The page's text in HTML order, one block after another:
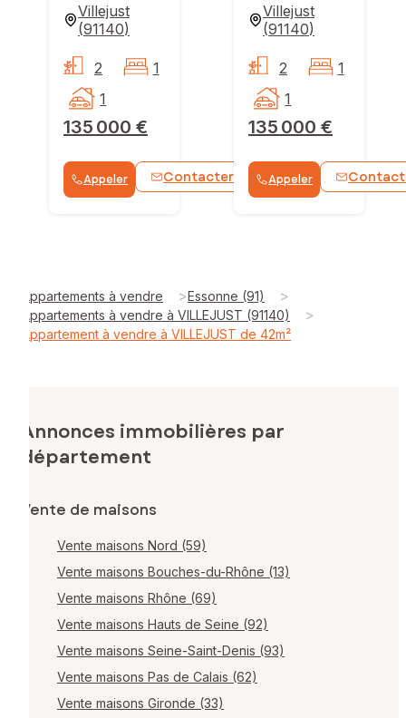
Villejust
(91140)
135 000 €
2
1
1
Appeler Contacter WhatsApp
Villejust
(91140)
135 000 €
2
1
1
Appeler
Appartements à vendre >Essonne (91) >
Appartements à vendre à VILLEJUST (91140) >
Appartement à vendre à VILLEJUST de 42m²
Annonces immobilières par
département
Vente de maisons
Vente maisons Nord (59)
Vente maisons Bouches-du-Rhône (13)
Vente maisons Rhône (69)
Vente maisons Hauts de Seine (92)
Vente maisons Seine-Saint-Denis (93)
Vente maisons Pas de Calais (62)
Vente maisons Gironde (33)